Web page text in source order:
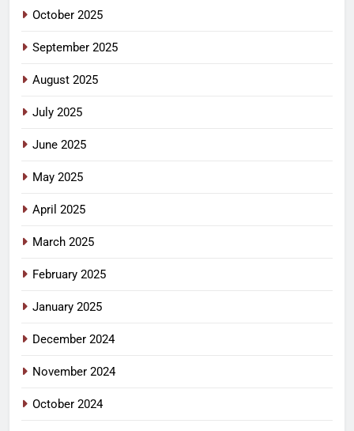
October 2025
September 2025
August 2025
July 2025
June 2025
May 2025
April 2025
March 2025
February 2025
January 2025
December 2024
November 2024
October 2024